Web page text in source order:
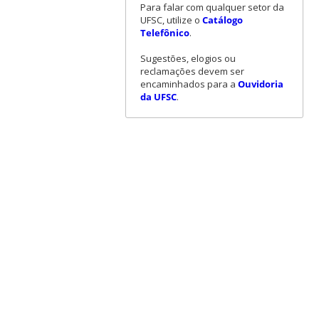
Para falar com qualquer setor da
UFSC, utilize o Catálogo
Telefônico.
Sugestões, elogios ou
reclamações devem ser
encaminhados para a Ouvidoria
da UFSC.